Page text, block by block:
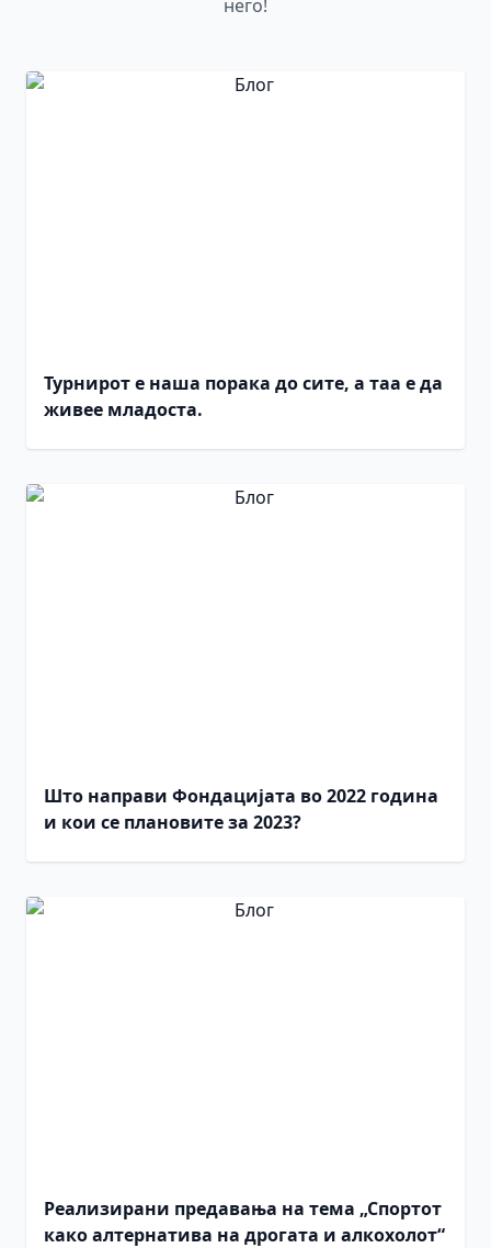
него!
Турнирот е наша порака до сите, а таа е да
живее младоста.
Што направи Фондацијата во 2022 година
и кои се плановите за 2023?
Реализирани предавања на тема „Спортот
како алтернатива на дрогата и алкохолот“